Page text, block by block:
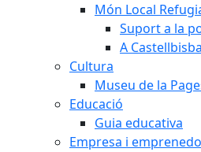
Món Local
Suport a la
A
Cultura
Museu de la
Educació
Guia educativa
Empresa i